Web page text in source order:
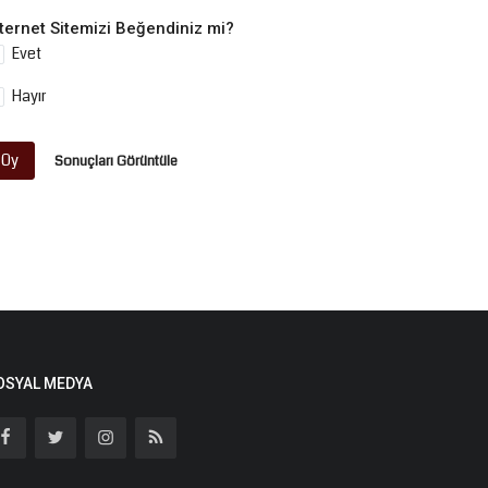
Sitemizi Beğendiniz mi?
Evet
Hayır
Oy Sonuçları Görüntüle
MEDYA